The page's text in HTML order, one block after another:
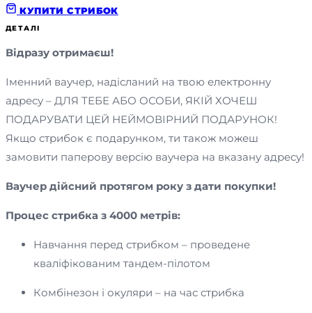
КУПИТИ СТРИБОК
ДЕТАЛІ
Відразу отримаєш!
Іменний ваучер, надісланий на твою електронну
адресу – ДЛЯ ТЕБЕ АБО ОСОБИ, ЯКІЙ ХОЧЕШ
ПОДАРУВАТИ ЦЕЙ НЕЙМОВІРНИЙ ПОДАРУНОК!
Якщо стрибок є подарунком, ти також можеш
замовити паперову версію ваучера на вказану адресу!
Ваучер дійсний протягом року з дати покупки!
Процес стрибка з 4000 метрів:
Навчання перед стрибком – проведене
кваліфікованим тандем-пілотом
Комбінезон і окуляри – на час стрибка